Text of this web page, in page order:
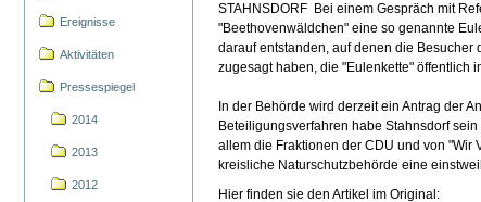
Ereignisse
Aktivitäten
Pressespiegel
2014
2013
2012
STAHNSDORF Bei einem Gespräch mit
"Beethovenwäldchen" eine so genannte
darauf entstanden, auf denen die
zugesagt haben, die "Eulenkette" öffentlich
In der Behörde wird derzeit ein Antrag der
Beteiligungsverfahren habe Stahnsdorf
allem die Fraktionen der CDU und von "Wir
kreisliche Naturschutzbehörde eine
Hier finden sie den Artikel im Original: